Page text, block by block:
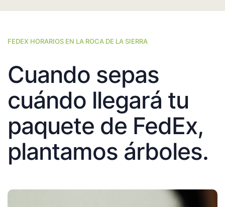
FEDEX HORARIOS EN LA ROCA DE LA SIERRA
Cuando sepas
cuándo llegará tu
paquete de FedEx,
plantamos árboles.